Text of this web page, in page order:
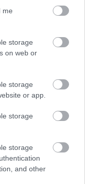
me
storage
on web or
storage
or app.
storage
storage
and other
KÖNYVTÁR DIGITÁLIS